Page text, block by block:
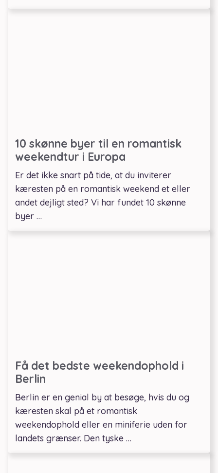
10 skønne byer til en romantisk
weekendtur i Europa
Er det ikke snart på tide, at du inviterer
kæresten på en romantisk weekend et eller
andet dejligt sted? Vi har fundet 10 skønne
byer …
Få det bedste weekendophold i
Berlin
Berlin er en genial by at besøge, hvis du og
kæresten skal på et romantisk
weekendophold eller en miniferie uden for
landets grænser. Den tyske …